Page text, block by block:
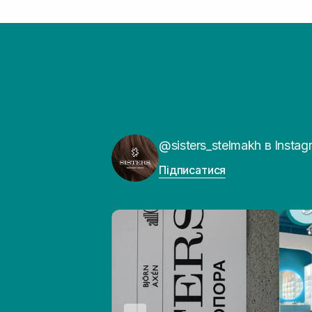
@sisters_stelmakh в
Підписатися